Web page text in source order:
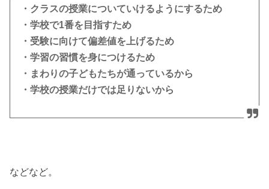
・クラスの授業についていけるようにするため
・学校で1番を目指すため
・受験に向けて偏差値を上げるため
・学習の習慣を身につけるため
・まわりの子どもたちが通っているから
・学校の授業だけでは足りないから
などなど。